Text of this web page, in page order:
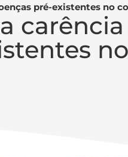
pré-existentes no
carência
no